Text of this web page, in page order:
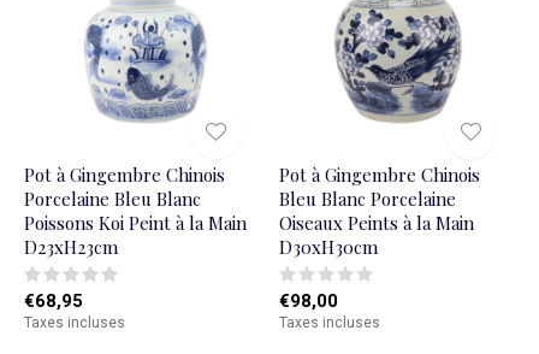
Pot à Gingembre Chinois
Porcelaine Bleu Blanc
Poissons Koi Peint à la Main
D23xH23cm
€68,95
Taxes incluses
Pot à Gingembre Chinois
Bleu Blanc Porcelaine
Oiseaux Peints à la Main
D30xH30cm
€98,00
Taxes incluses